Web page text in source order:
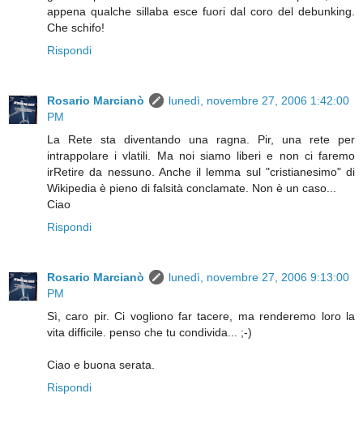
appena qualche sillaba esce fuori dal coro del debunking.
Che schifo!
Rispondi
Rosario Marcianò
lunedì, novembre 27, 2006 1:42:00
PM
La Rete sta diventando una ragna. Pir, una rete per
intrappolare i vlatili. Ma noi siamo liberi e non ci faremo
irRetire da nessuno. Anche il lemma sul "cristianesimo" di
Wikipedia è pieno di falsità conclamate. Non è un caso...
Ciao
Rispondi
Rosario Marcianò
lunedì, novembre 27, 2006 9:13:00
PM
Sì, caro pir. Ci vogliono far tacere, ma renderemo loro la
vita difficile. penso che tu condivida... ;-)
Ciao e buona serata.
Rispondi